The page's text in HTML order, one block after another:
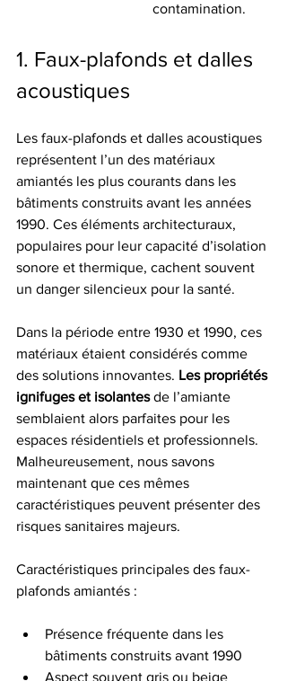
contamination.
1. Faux-plafonds et dalles
acoustiques
Les faux-plafonds et dalles acoustiques
représentent l’un des matériaux
amiantés les plus courants dans les
bâtiments construits avant les années
1990. Ces éléments architecturaux,
populaires pour leur capacité d’isolation
sonore et thermique, cachent souvent
un danger silencieux pour la santé.
Dans la période entre 1930 et 1990, ces
matériaux étaient considérés comme
des solutions innovantes. Les propriétés
ignifuges et isolantes de l’amiante
semblaient alors parfaites pour les
espaces résidentiels et professionnels.
Malheureusement, nous savons
maintenant que ces mêmes
caractéristiques peuvent présenter des
risques sanitaires majeurs.
Caractéristiques principales des faux-
plafonds amiantés :
Présence fréquente dans les
bâtiments construits avant 1990
Aspect souvent gris ou beige